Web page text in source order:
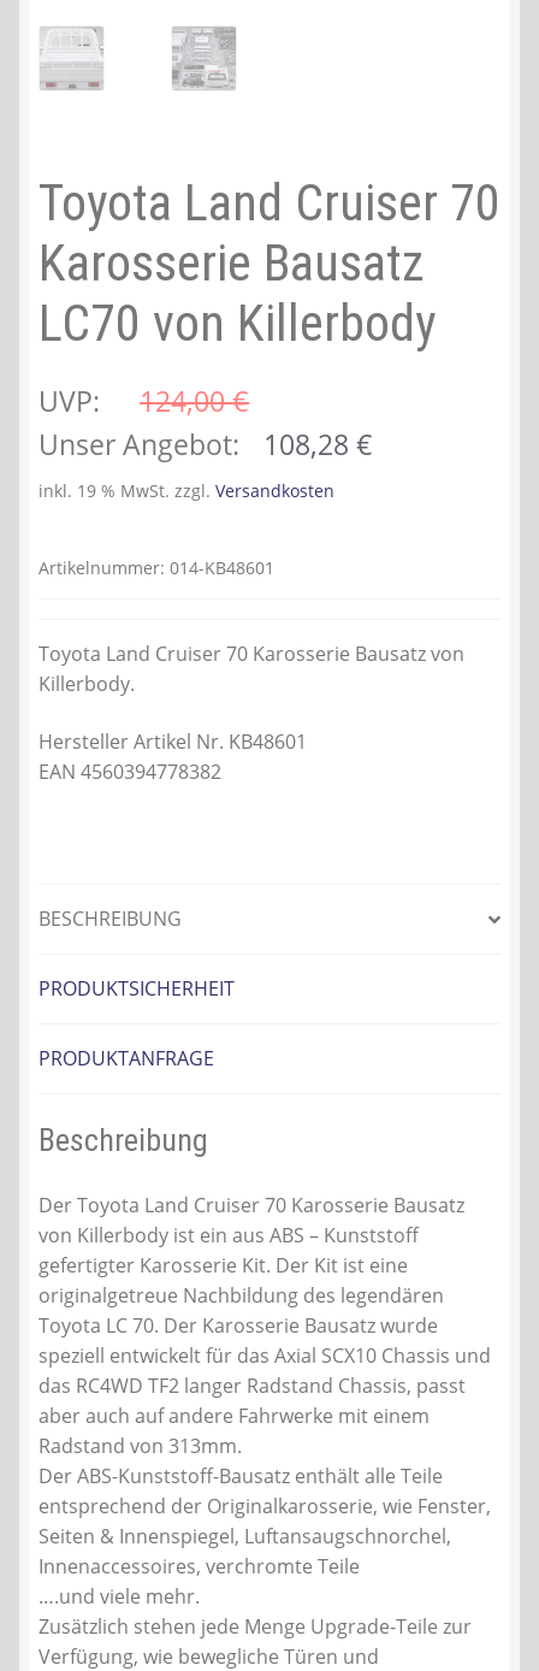
Toyota Land Cruiser 70
Karosserie Bausatz
LC70 von Killerbody
UVP: 124,00 €
Ursprünglicher
Preis
124,00 €
Unser Angebot: 108,28 €Aktueller
inkl. 19 % MwSt. zzgl. Versandkosten
Toyota Land Cruiser 70 Karosserie Bausatz von
Killerbody.
Hersteller Artikel Nr. KB48601
EAN 4560394778382
Artikelnummer: 014-KB48601
BESCHREIBUNG
PRODUKTSICHERHEIT
PRODUKTANFRAGE
Beschreibung
Der Toyota Land Cruiser 70 Karosserie Bausatz
von Killerbody ist ein aus ABS – Kunststoff
gefertigter Karosserie Kit. Der Kit ist eine
originalgetreue Nachbildung des legendären
Toyota LC 70. Der Karosserie Bausatz wurde
speziell entwickelt für das Axial SCX10 Chassis und
das RC4WD TF2 langer Radstand Chassis, passt
aber auch auf andere Fahrwerke mit einem
Radstand von 313mm.
Der ABS-Kunststoff-Bausatz enthält alle Teile
entsprechend der Originalkarosserie, wie Fenster,
Seiten & Innenspiegel, Luftansaugschnorchel,
Innenaccessoires, verchromte Teile
….und viele mehr.
Zusätzlich stehen jede Menge Upgrade-Teile zur
Verfügung, wie bewegliche Türen und